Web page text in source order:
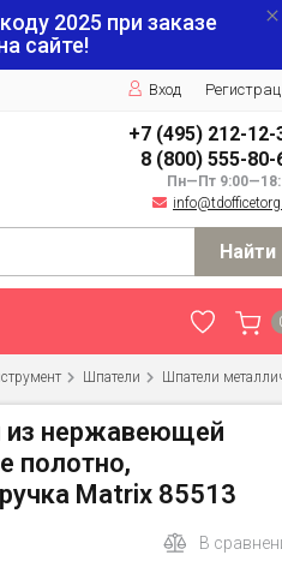
2025 при заказе
сайте!
Вход
+7 (495) 212-12-
8 (800) 555-80-
Пн—Пт
Найти
Шпатели Шпатели
из нержавеющей
полотно,
Matrix 85513
В